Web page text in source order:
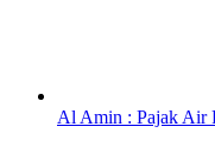
Al Amin : Pajak Air